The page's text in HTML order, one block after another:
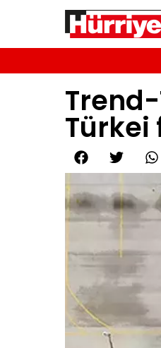
Türkei